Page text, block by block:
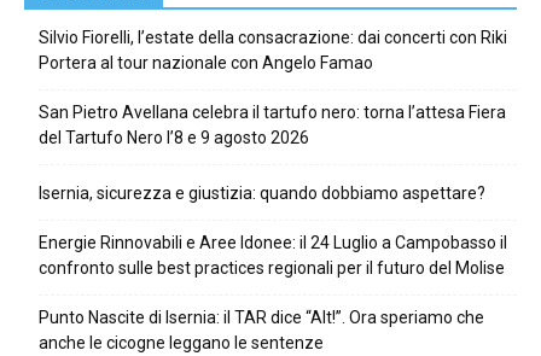
Silvio Fiorelli, l’estate della consacrazione: dai concerti con Riki
Portera al tour nazionale con Angelo Famao
San Pietro Avellana celebra il tartufo nero: torna l’attesa Fiera
del Tartufo Nero l’8 e 9 agosto 2026
Isernia, sicurezza e giustizia: quando dobbiamo aspettare?
Energie Rinnovabili e Aree Idonee: il 24 Luglio a Campobasso il
confronto sulle best practices regionali per il futuro del Molise
Punto Nascite di Isernia: il TAR dice “Alt!”. Ora speriamo che
anche le cicogne leggano le sentenze